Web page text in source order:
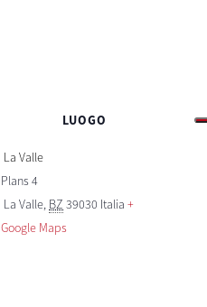
LUOGO
La Valle
Plans 4
La Valle, BZ 39030 Italia +
Google Maps